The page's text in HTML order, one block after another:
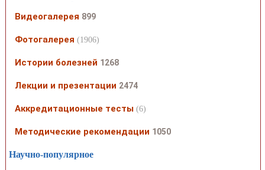
Видеогалерея 899
Фотогалерея (1906)
Истории болезней 1268
Лекции и презентации 2474
Аккредитационные тесты (6)
Методические рекомендации 1050
Научно-популярное